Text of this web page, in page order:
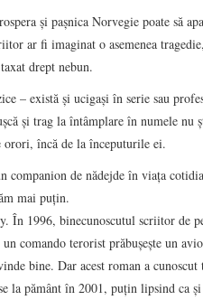
şi paşnica Norvegie poate să
ar fi imaginat o asemenea
drept nebun.
– există şi ucigaşi în serie sau
şi trag la întâmplare în numele nu
încă de la începuturile ei.
de nădejde în viaţa
mai puţin.
În 1996, binecunoscutul scriitor de
comando terorist prăbuşeşte un
bine. Dar acest roman a
la pământ în 2001, puţin lipsind ca